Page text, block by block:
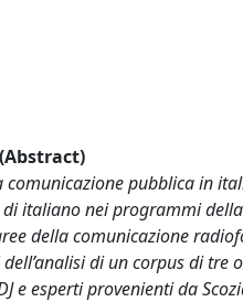
pubblica in
italiano nei programmi
della comunicazione
di un corpus di
e esperti provenienti da